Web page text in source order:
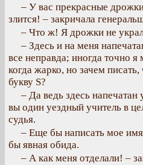
– У вас прекрасные
злится! – закричала
– Что ж! Я дрожки не
– Здесь и на меня
все неправда; иногда точно
когда жарко, но зачем
букву S?
– Да ведь здесь напечатан
вы один уездный учитель в
судья.
– Еще бы написать мое
бы явная обида.
– А как меня отделали! –